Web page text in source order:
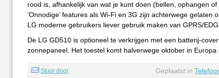
rood is, afhankelijk van wat je kunt doen (bellen, ophangen
‘Onnodige’ features als Wi-Fi en 3G zijn achterwege gelaten
LG moderne gebruikers liever gebruik maken van GPRS/
De LG GD510 is optioneel te verkrijgen met een batterij-
zonnepaneel. Het toestel komt halverwege oktober in Europa
Stuur door Geplaatst in